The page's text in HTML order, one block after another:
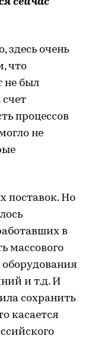
здесь очень
что
не был
процессов
не
поставок. Но
в
массового
и т.д. И
сохранить
касается